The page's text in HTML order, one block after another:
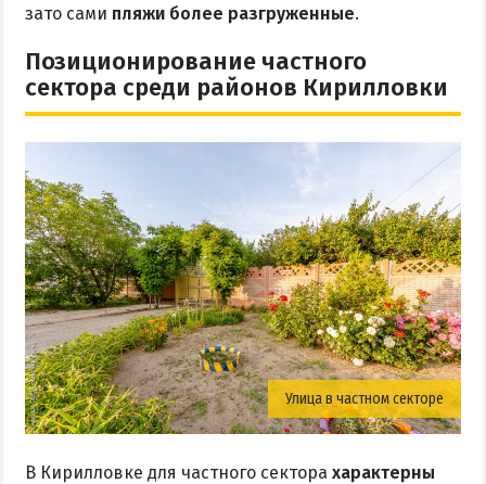
зато сами пляжи более разгруженные.
Позиционирование частного
сектора среди районов Кирилловки
Улица в частном секторе
В Кирилловке для частного сектора характерны